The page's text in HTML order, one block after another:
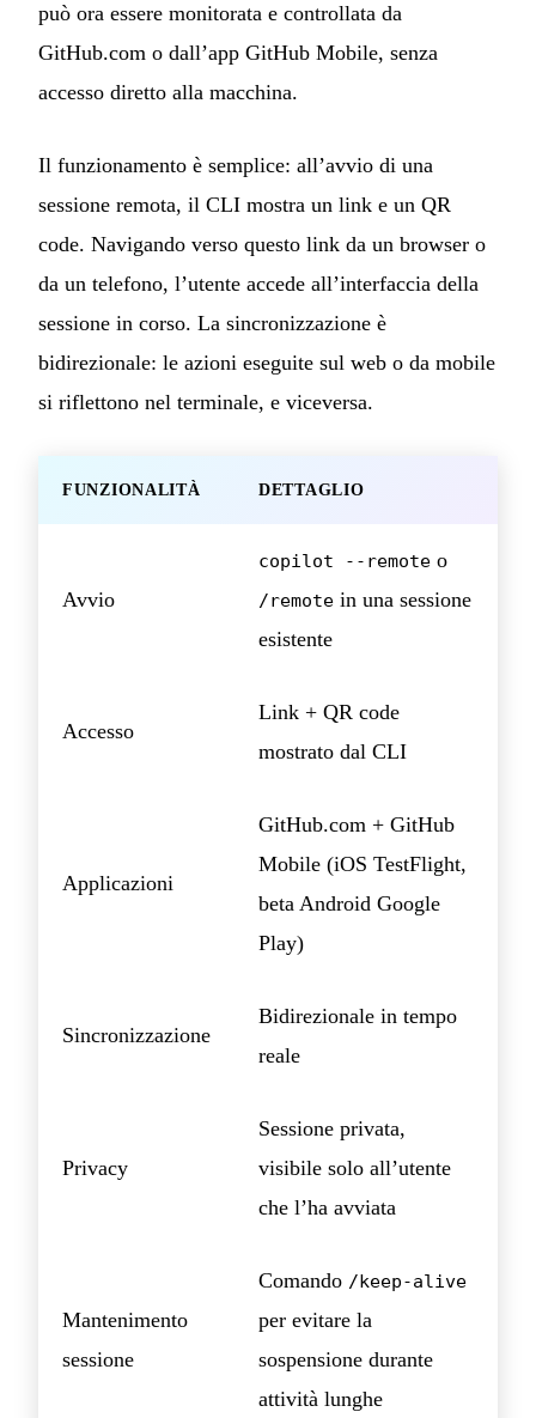
può ora essere monitorata e controllata da
GitHub.com o dall’app GitHub Mobile, senza
accesso diretto alla macchina.
Il funzionamento è semplice: all’avvio di una
sessione remota, il CLI mostra un link e un QR
code. Navigando verso questo link da un browser o
da un telefono, l’utente accede all’interfaccia della
sessione in corso. La sincronizzazione è
bidirezionale: le azioni eseguite sul web o da mobile
si riflettono nel terminale, e viceversa.
FUNZIONALITÀ DETTAGLIO
Avvio
copilot --remote o
/remote in una sessione
esistente
Accesso
Link + QR code
mostrato dal CLI
Applicazioni
GitHub.com + GitHub
Mobile (iOS TestFlight,
beta Android Google
Play)
Sincronizzazione
Bidirezionale in tempo
reale
Privacy
Sessione privata,
visibile solo all’utente
che l’ha avviata
Mantenimento
sessione
Comando /keep-alive
per evitare la
sospensione durante
attività lunghe